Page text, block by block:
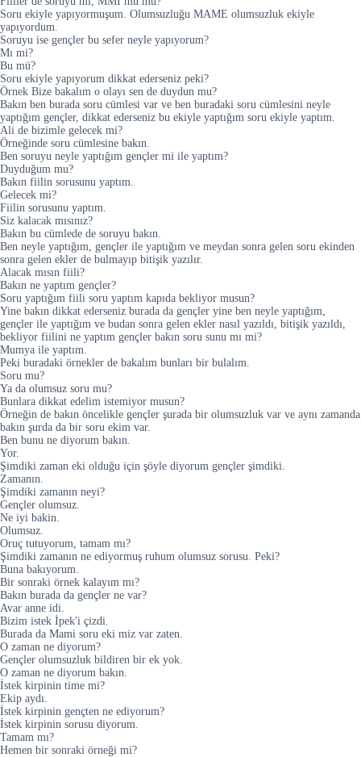
Soru ekiyle yapıyormuşum. Olumsuzluğu MAME olumsuzluk ekiyle
yapıyordum.
Soruyu ise gençler bu sefer neyle yapıyorum?
Mı mi?
Bu mü?
Soru ekiyle yapıyorum dikkat ederseniz peki?
Örnek Bize bakalım o olayı sen de duydun mu?
Bakın ben burada soru cümlesi var ve ben buradaki soru cümlesini neyle
yaptığım gençler, dikkat ederseniz bu ekiyle yaptığım soru ekiyle yaptım.
Ali de bizimle gelecek mi?
Örneğinde soru cümlesine bakın.
Ben soruyu neyle yaptığım gençler mi ile yaptım?
Duyduğum mu?
Bakın fiilin sorusunu yaptım.
Gelecek mi?
Fiilin sorusunu yaptım.
Siz kalacak mısınız?
Bakın bu cümlede de soruyu bakın.
Ben neyle yaptığım, gençler ile yaptığım ve meydan sonra gelen soru ekinden
sonra gelen ekler de bulmayıp bitişik yazılır.
Alacak mısın fiili?
Bakın ne yaptım gençler?
Soru yaptığım fiili soru yaptım kapıda bekliyor musun?
Yine bakın dikkat ederseniz burada da gençler yine ben neyle yaptığım,
gençler ile yaptığım ve budan sonra gelen ekler nasıl yazıldı, bitişik yazıldı,
bekliyor fiilini ne yaptım gençler bakın soru sunu mı mi?
Mumya ile yaptım.
Peki buradaki örnekler de bakalım bunları bir bulalım.
Soru mu?
Ya da olumsuz soru mu?
Bunlara dikkat edelim istemiyor musun?
Örneğin de bakın öncelikle gençler şurada bir olumsuzluk var ve aynı zamanda
bakın şurda da bir soru ekim var.
Ben bunu ne diyorum bakın.
Yor.
Şimdiki zaman eki olduğu için şöyle diyorum gençler şimdiki.
Zamanın.
Şimdiki zamanın neyi?
Gençler olumsuz.
Ne iyi bakin.
Olumsuz.
Oruç tutuyorum, tamam mı?
Şimdiki zamanın ne ediyormuş ruhum olumsuz sorusu. Peki?
Buna bakıyorum.
Bir sonraki örnek kalayım mı?
Bakın burada da gençler ne var?
Avar anne idi.
Bizim istek İpek'i çizdi.
Burada da Mami soru eki miz var zaten.
O zaman ne diyorum?
Gençler olumsuzluk bildiren bir ek yok.
O zaman ne diyorum bakın.
İstek kirpinin time mi?
Ekip aydı.
İstek kirpinin gençten ne ediyorum?
İstek kirpinin sorusu diyorum.
Tamam mı?
Hemen bir sonraki örneği mi?